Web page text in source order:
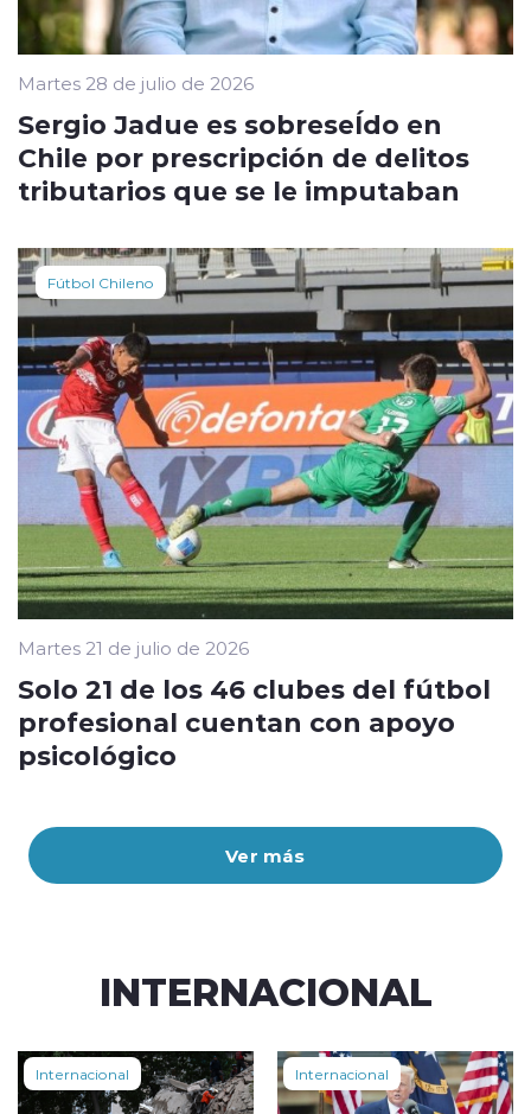
Ver más
Martes 28 de julio de 2026
Sergio Jadue es sobreseÍdo en
Chile por prescripción de delitos
tributarios que se le imputaban
Fútbol Chileno
Martes 21 de julio de 2026
Solo 21 de los 46 clubes del fútbol
profesional cuentan con apoyo
psicológico
INTERNACIONAL
Internacional Internacional